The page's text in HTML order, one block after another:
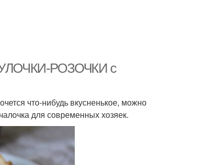
БУЛОЧКИ-РОЗОЧКИ с
что-нибудь вкусненькое, можно
для современных хозяек.